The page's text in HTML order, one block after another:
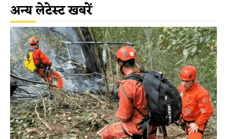
अन्य लेटेस्ट खबरें